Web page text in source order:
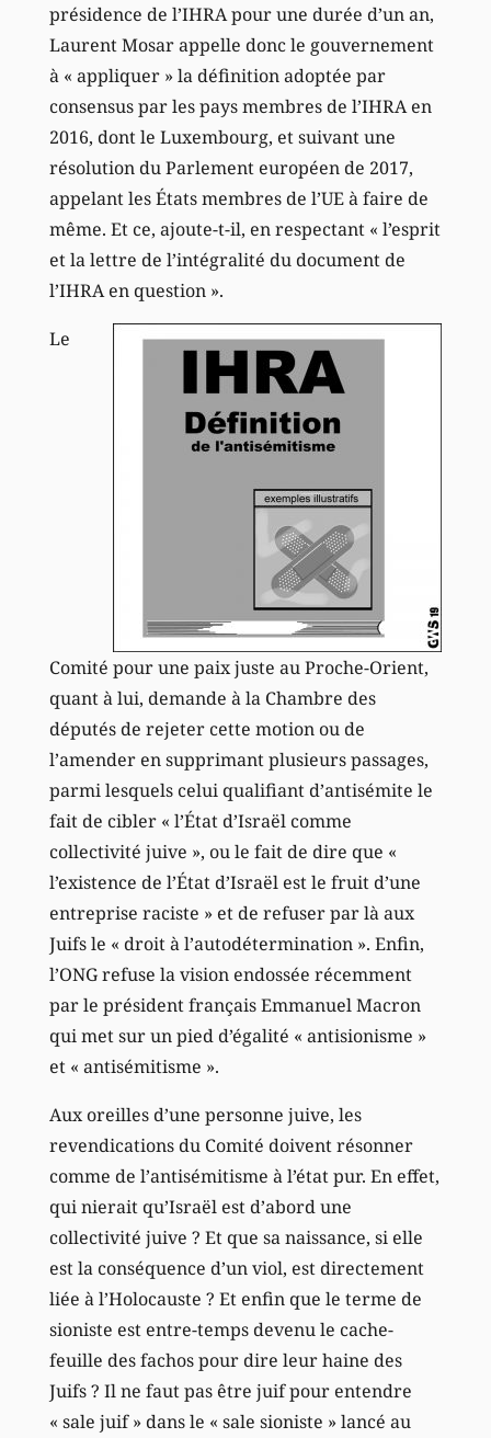
présidence de l’IHRA pour une durée d’un an,
Laurent Mosar appelle donc le gouvernement
à « appliquer » la définition adoptée par
consensus par les pays membres de l’IHRA en
2016, dont le Luxembourg, et suivant une
résolution du Parlement européen de 2017,
appelant les États membres de l’UE à faire de
même. Et ce, ajoute-t-il, en respectant « l’esprit
et la lettre de l’intégralité du document de
l’IHRA en question ».
Le
Comité pour une paix juste au Proche-Orient,
quant à lui, demande à la Chambre des
députés de rejeter cette motion ou de
l’amender en supprimant plusieurs passages,
parmi lesquels celui qualifiant d’antisémite le
fait de cibler « l’État d’Israël comme
collectivité juive », ou le fait de dire que «
l’existence de l’État d’Israël est le fruit d’une
entreprise raciste » et de refuser par là aux
Juifs le « droit à l’autodétermination ». Enfin,
l’ONG refuse la vision endossée récemment
par le président français Emmanuel Macron
qui met sur un pied d’égalité « antisionisme »
et « antisémitisme ».
Aux oreilles d’une personne juive, les
revendications du Comité doivent résonner
comme de l’antisémitisme à l’état pur. En effet,
qui nierait qu’Israël est d’abord une
collectivité juive ? Et que sa naissance, si elle
est la conséquence d’un viol, est directement
liée à l’Holocauste ? Et enfin que le terme de
sioniste est entre-temps devenu le cache-
feuille des fachos pour dire leur haine des
Juifs ? Il ne faut pas être juif pour entendre
« sale juif » dans le « sale sioniste » lancé au